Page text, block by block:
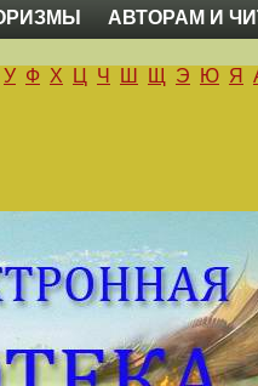
АВТОРАМ И
У Ф Х Ц Ч Ш Щ Э Ю Я